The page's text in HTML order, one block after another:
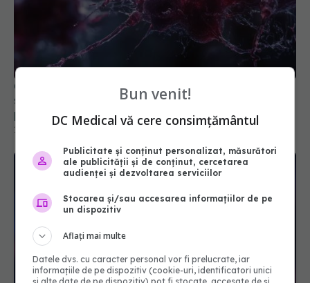
Cancerul care răpune 95% dintre pacienți. Două
schimbări vitale pentru a reduce riscul de cancer
pancreatic
17 apr 2026, 17:45
Bun venit!
DC Medical vă cere consimțământul
Publicitate și conținut personalizat, măsurători
ale publicității și de conținut, cercetarea
audienței și dezvoltarea serviciilor
Stocarea și/sau accesarea informațiilor de pe
un dispozitiv
Aflați mai multe
Datele dvs. cu caracter personal vor fi prelucrate, iar
informațiile de pe dispozitiv (cookie-uri, identificatori unici